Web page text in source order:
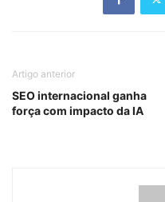
Artigo anterior
SEO internacional ganha
força com impacto da IA